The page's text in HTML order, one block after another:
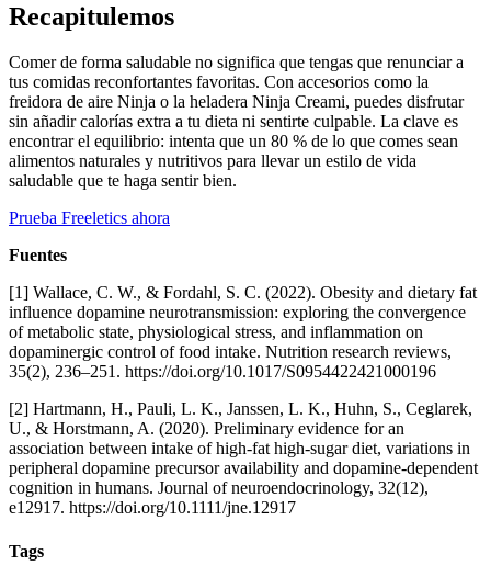
Recapitulemos
Comer de forma saludable no significa que tengas que renunciar a
tus comidas reconfortantes favoritas. Con accesorios como la
freidora de aire Ninja o la heladera Ninja Creami, puedes disfrutar
sin añadir calorías extra a tu dieta ni sentirte culpable. La clave es
encontrar el equilibrio: intenta que un 80 % de lo que comes sean
alimentos naturales y nutritivos para llevar un estilo de vida
saludable que te haga sentir bien.
Prueba Freeletics ahora
Fuentes
[1] Wallace, C. W., & Fordahl, S. C. (2022). Obesity and dietary fat
influence dopamine neurotransmission: exploring the convergence
of metabolic state, physiological stress, and inflammation on
dopaminergic control of food intake. Nutrition research reviews,
35(2), 236–251. https://doi.org/10.1017/S0954422421000196
[2] Hartmann, H., Pauli, L. K., Janssen, L. K., Huhn, S., Ceglarek,
U., & Horstmann, A. (2020). Preliminary evidence for an
association between intake of high-fat high-sugar diet, variations in
peripheral dopamine precursor availability and dopamine-dependent
cognition in humans. Journal of neuroendocrinology, 32(12),
e12917. https://doi.org/10.1111/jne.12917
Tags